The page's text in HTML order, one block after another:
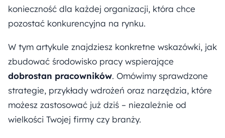
konieczność dla każdej organizacji, która chce
pozostać konkurencyjna na rynku.
W tym artykule znajdziesz konkretne wskazówki, jak
zbudować środowisko pracy wspierające
dobrostan pracowników. Omówimy sprawdzone
strategie, przykłady wdrożeń oraz narzędzia, które
możesz zastosować już dziś – niezależnie od
wielkości Twojej firmy czy branży.